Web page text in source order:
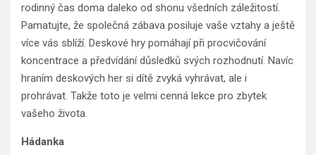
rodinný čas doma daleko od shonu všedních záležitostí.
Pamatujte, že společná zábava posiluje vaše vztahy a ještě
více vás sblíží. Deskové hry pomáhají při procvičování
koncentrace a předvídání důsledků svých rozhodnutí. Navíc
hraním deskových her si dítě zvyká vyhrávat, ale i
prohrávat. Takže toto je velmi cenná lekce pro zbytek
vašeho života.
Hádanka